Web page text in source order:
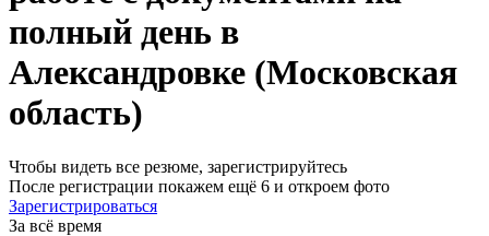
полный день в
Александровке (Московская
область)
Чтобы видеть все резюме, зарегистрируйтесь
После регистрации покажем ещё 6 и откроем фото
Зарегистрироваться
За всё время